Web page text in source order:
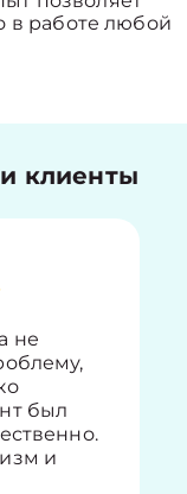
в работе любой
клиенты
не
был
и